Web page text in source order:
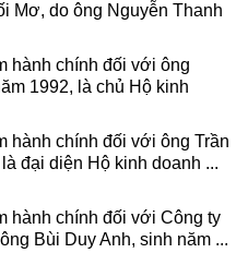
Mơ, do ông Nguyễn Thanh
hành chính đối với ông
1992, là chủ Hộ kinh
hành chính đối với ông Trần
đại diện Hộ kinh doanh ...
hành chính đối với Công ty
Bùi Duy Anh, sinh năm ...